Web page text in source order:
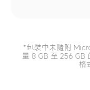
*包裝中未隨附
量 8 GB 至 256 GB
格